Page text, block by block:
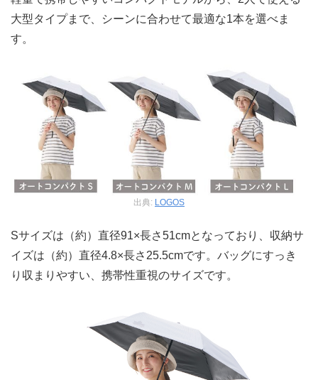
大型タイプまで、シーンに合わせて最適な1本を選べま
す。
出典: LOGOS
Sサイズは（約）直径91×長さ51cmとなっており、収納サ
イズは（約）直径4.8×長さ25.5cmです。バッグにすっき
り収まりやすい、携帯性重視のサイズです。